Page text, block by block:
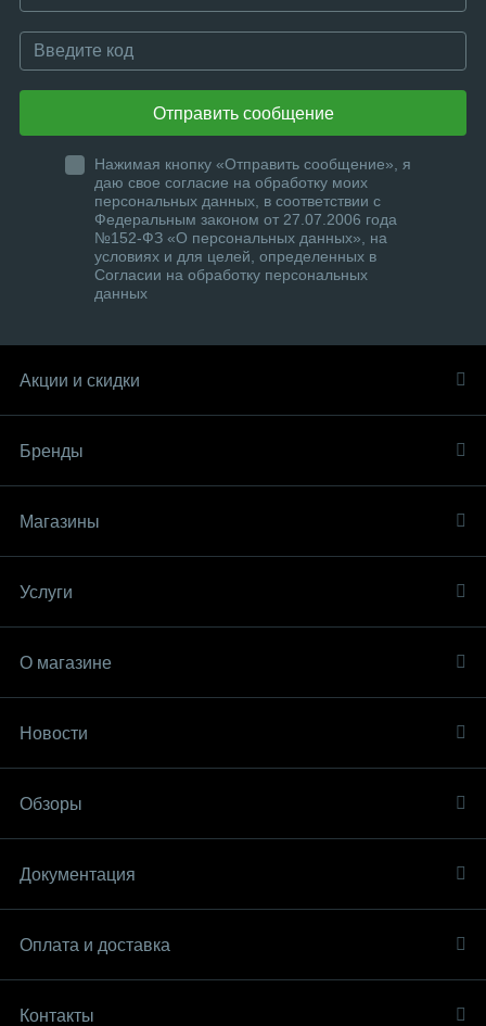
Отправить сообщение
Нажимая кнопку «Отправить сообщение», я
даю свое согласие на обработку моих
персональных данных, в соответствии с
Федеральным законом от 27.07.2006 года
№152-ФЗ «О персональных данных», на
условиях и для целей, определенных в
Согласии на обработку персональных
данных
Акции и скидки
Бренды
Магазины
Услуги
О магазине
Новости
Обзоры
Документация
Оплата и доставка
Контакты